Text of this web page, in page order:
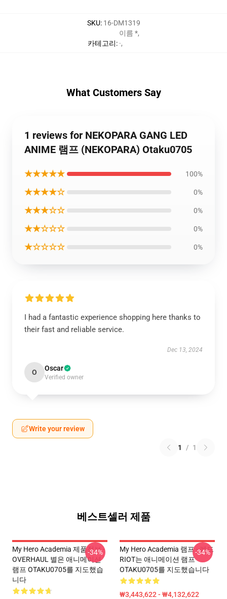
SKU: 16-DM1319
카테고리:
이름 *,
·,
What Customers Say
1 reviews for NEKOPARA GANG LED
ANIME 램프 (NEKOPARA) Otaku0705
★★★★★ 100%
★★★★☆ 0%
★★★☆☆ 0%
★★☆☆☆ 0%
★☆☆☆☆ 0%
I had a fantastic experience shopping here thanks to
their fast and reliable service.
Dec 13, 2024
O Oscar
Verified owner
Write your review
1 / 1
베스트셀러 제품
My Hero Academia 제품정보 -
OVERHAUL 별은 애니메이션
램프 OTAKU0705를 지도했습
니다
-34%
My Hero Academia 램프 - 레드
RIOT는 애니메이션 램프
OTAKU0705를 지도했습니다
₩3,443,622 - ₩4,132,622
-34%